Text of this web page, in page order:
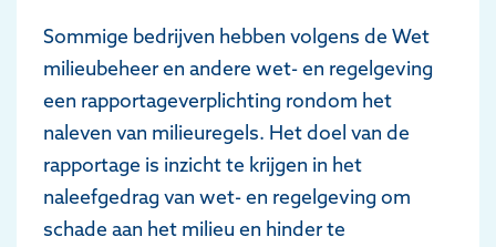
Sommige bedrijven hebben volgens de Wet
milieubeheer en andere wet- en regelgeving
een rapportageverplichting rondom het
naleven van milieuregels. Het doel van de
rapportage is inzicht te krijgen in het
naleefgedrag van wet- en regelgeving om
schade aan het milieu en hinder te